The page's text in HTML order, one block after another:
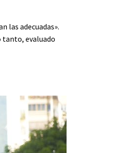
las adecuadas».
tanto, evaluado